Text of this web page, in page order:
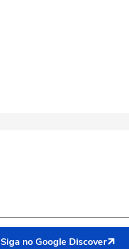
Siga no Google Discover